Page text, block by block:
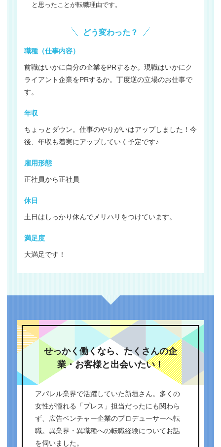
と思ったことが転職理由です。
どう変わった？
職種（仕事内容）
前職はいかに自分の企業をPRするか。現職はいかにク
ライアント企業をPRするか。丁度逆の立場のお仕事で
す。
年収
ちょっとダウン。仕事のやりがいはアップしました！今
後、年収も着実にアップしていく予定です♪
雇用形態
正社員から正社員
休日
土日はしっかり休んでメリハリをつけています。
満足度
大満足です！
せっかく働くなら、たくさんの企
業・お客様と出会いたい！
アパレル業界で活躍していた新垣さん。多くの
女性が憧れる「プレス」担当だったにも関わら
ず、広告ベンチャー企業のプロデューサーへ転
職。異業界・異職種への転職経験についてお話
を伺いました。